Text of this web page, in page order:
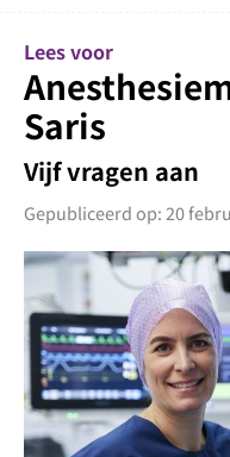
Lees voor
Saris
Vijf vragen aan
Gepubliceerd op: 20